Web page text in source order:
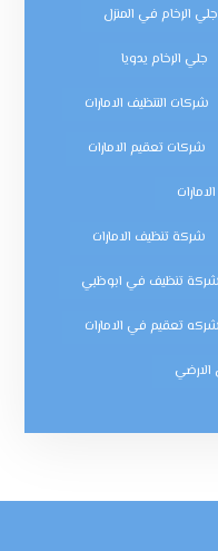
جلي الرخام في المنزل
جلي الرخام يدويا
شركات التنظيف الامارات
شركات تعقيم الامارات
شركة تنظيف الامارات
شركة تنظيف في ابوظبي
شركه تعقيم في الامارات
الارضي